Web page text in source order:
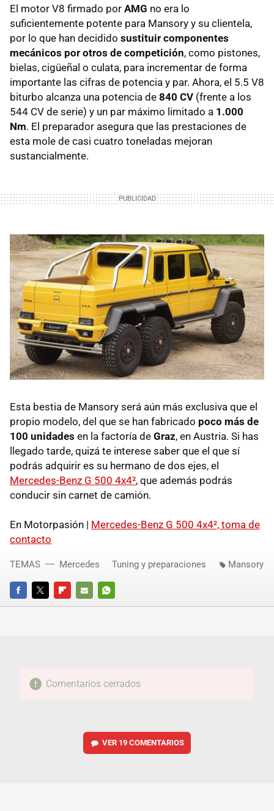
El motor V8 firmado por AMG no era lo
suficientemente potente para Mansory y su clientela,
por lo que han decidido sustituir componentes
mecánicos por otros de competición, como pistones,
bielas, cigüeñal o culata, para incrementar de forma
importante las cifras de potencia y par. Ahora, el 5.5 V8
biturbo alcanza una potencia de 840 CV (frente a los
544 CV de serie) y un par máximo limitado a 1.000
Nm. El preparador asegura que las prestaciones de
esta mole de casi cuatro toneladas mejoran
sustancialmente.
Esta bestia de Mansory será aún más exclusiva que el
propio modelo, del que se han fabricado poco más de
100 unidades en la factoría de Graz, en Austria. Si has
llegado tarde, quizá te interese saber que el que sí
podrás adquirir es su hermano de dos ejes, el
Mercedes-Benz G 500 4x4², que además podrás
conducir sin carnet de camión.
En Motorpasión | Mercedes-Benz G 500 4x4², toma de
contacto
FACEBOOKTWITTERFLIPBOARD
E-
WHATSAPP
TEMAS Mercedes Tuning y preparaciones Mansory
Comentarios cerrados
VER 19 COMENTARIOS